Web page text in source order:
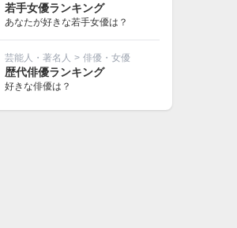
若手女優ランキング
あなたが好きな若手女優は？
芸能人・著名人 > 俳優・女優
歴代俳優ランキング
好きな俳優は？